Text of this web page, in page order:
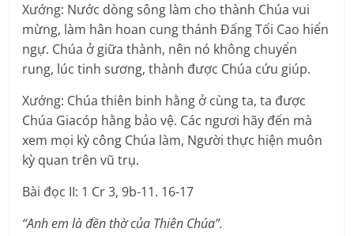
Xướng: Nước dòng sông làm cho thành Chúa vui
mừng, làm hân hoan cung thánh Ðấng Tối Cao hiển
ngự. Chúa ở giữa thành, nên nó không chuyển
rung, lúc tinh sương, thành được Chúa cứu giúp.
Xướng: Chúa thiên binh hằng ở cùng ta, ta được
Chúa Giacóp hằng bảo vệ. Các ngươi hãy đến mà
xem mọi kỳ công Chúa làm, Người thực hiện muôn
kỳ quan trên vũ trụ.
Bài đọc II: 1 Cr 3, 9b-11. 16-17
“Anh em là đền thờ của Thiên Chúa”.